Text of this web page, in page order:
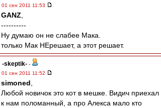
01 сен 2011 11:53
GANZ
----------
Ну думаю он не слабее Мака.
только Мак НЕрешает, а этот решает.
-skeptik- -
01 сен 2011 11:52
simoned
Любой новичок это кот в мешке. Видич приехал
к нам поломанный, а про Алекса мало кто